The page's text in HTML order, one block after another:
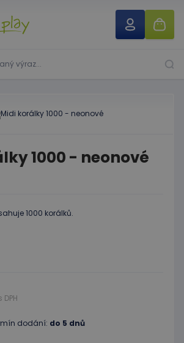
1000 - neonové
1000 korálků.
DPH
dodání: do 5 dnů